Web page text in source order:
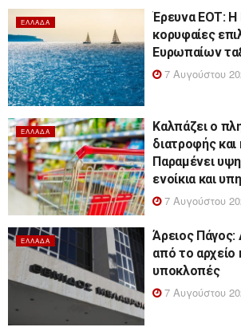
ΕΛΛΆΔΑ
Έρευνα ΕΟΤ: Η
κορυφαίες
Ευρωπαίων
7 Αυγούστου
ΕΛΛΆΔΑ
Καλπάζει ο
διατροφής και
Παραμένει
ενοίκια και
7 Αυγούστου
ΕΛΛΆΔΑ
Άρειος Πάγος:
από το αρχείο
υποκλοπές
7 Αυγούστου